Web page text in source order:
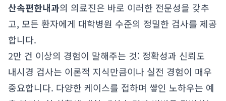
산속편한내과의 의료진은 바로 이러한 전문성을 갖추
고, 모든 환자에게 대학병원 수준의 정밀한 검사를 제공
합니다.
2만 건 이상의 경험이 말해주는 것: 정확성과 신뢰도
내시경 검사는 이론적 지식만큼이나 실전 경험이 매우
중요합니다. 다양한 케이스를 접하며 쌓인 노하우는 예